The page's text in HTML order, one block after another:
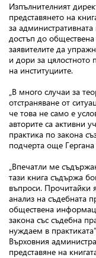
Изпълнителният
представянето на
за
достъп до
заявителите да
и дори за цялостното
на институциите.
„В много случаи за
отстраняване от
че това не само е
авторите са активни
практика по закона
подчерта още
„Впечатли ме
тази книга съдържа
въпроси. Прочитайки
анализ на съдебната
обществена
закона със съдебна
нуждаем в
Върховния
представяне на